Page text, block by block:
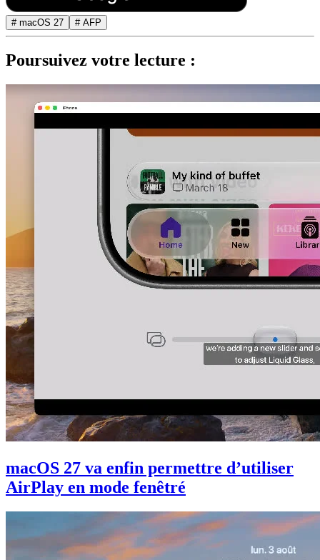
# macOS 27 # AFP
Poursuivez votre lecture :
macOS 27 va enfin permettre d’utiliser
AirPlay en mode fenêtré